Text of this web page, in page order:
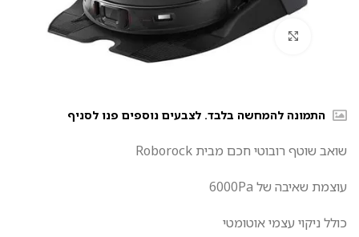
לחץ להגדלה
התמונה להמחשה בלבד. לצבעים נוספים פנו לסניף
שואב שוטף רובוטי חכם מבית Roborock
עוצמת שאיבה של 6000Pa
כולל ניקוי עצמי אוטומטי